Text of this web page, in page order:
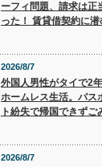
ーフィ問題、請求は正
った！ 賃貸借契約に潜
2026/8/7
外国人男性がタイで2
ホームレス生活。パス
ト紛失で帰国できずご
2026/8/7